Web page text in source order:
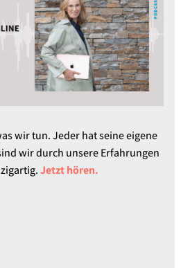
wir tun. Jeder hat seine eigene
wir durch unsere Erfahrungen
Jetzt hören.